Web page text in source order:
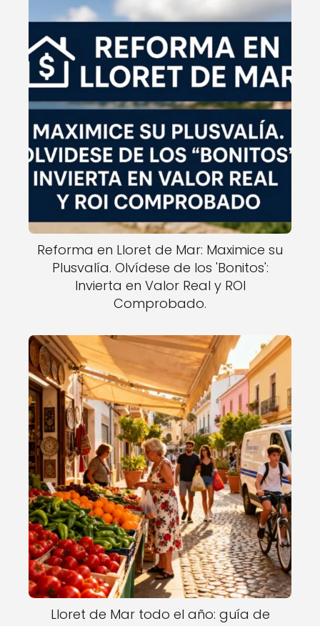
Reforma en Lloret de Mar: Maximice su
Plusvalía. Olvídese de los 'Bonitos':
Invierta en Valor Real y ROI
Comprobado.
Lloret de Mar todo el año: guía de